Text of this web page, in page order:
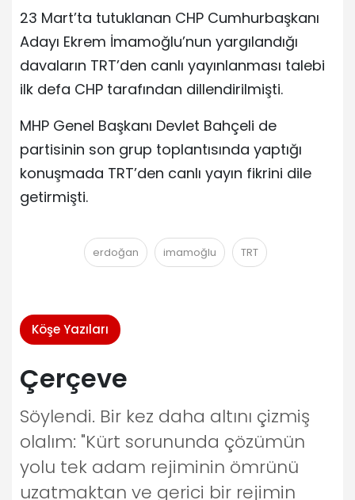
23 Mart’ta tutuklanan CHP Cumhurbaşkanı
Adayı Ekrem İmamoğlu’nun yargılandığı
davaların TRT’den canlı yayınlanması talebi
ilk defa CHP tarafından dillendirilmişti.
MHP Genel Başkanı Devlet Bahçeli de
partisinin son grup toplantısında yaptığı
konuşmada TRT’den canlı yayın fikrini dile
getirmişti.
erdoğan imamoğlu TRT
Köşe Yazıları
Çerçeve
Söylendi. Bir kez daha altını çizmiş
olalım: "Kürt sorununda çözümün
yolu tek adam rejiminin ömrünü
uzatmaktan ve gerici bir rejimin